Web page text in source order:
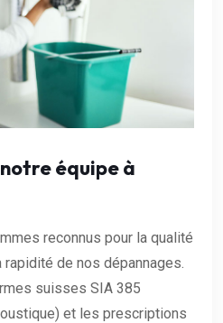
équipe à
reconnus pour la qualité
de nos dépannages.
suisses SIA 385
et les prescriptions